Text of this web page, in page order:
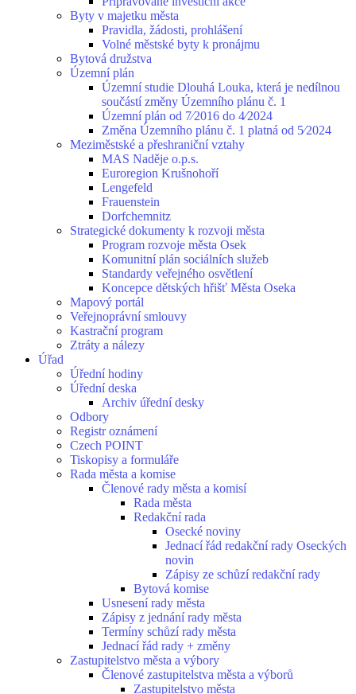
Byty v majetku města
Pravidla, žádosti, prohlášení
Volné městské byty k pronájmu
Bytová družstva
Územní plán
Územní studie Dlouhá Louka, která je nedílnou
součástí změny Územního plánu č. 1
Územní plán od 7⁄2016 do 4⁄2024
Změna Územního plánu č. 1 platná od 5⁄2024
Meziměstské a přeshraniční vztahy
MAS Naděje o.p.s.
Euroregion Krušnohoří
Lengefeld
Frauenstein
Dorfchemnitz
Strategické dokumenty k rozvoji města
Program rozvoje města Osek
Komunitní plán sociálních služeb
Standardy veřejného osvětlení
Koncepce dětských hřišť Města Oseka
Mapový portál
Veřejnoprávní smlouvy
Kastrační program
Ztráty a nálezy
Úřad
Úřední hodiny
Úřední deska
Archiv úřední desky
Odbory
Registr oznámení
Czech POINT
Tiskopisy a formuláře
Rada města a komise
Členové rady města a komisí
Rada města
Redakční rada
Osecké noviny
Jednací řád redakční rady Oseckých
novin
Zápisy ze schůzí redakční rady
Bytová komise
Usnesení rady města
Zápisy z jednání rady města
Termíny schůzí rady města
Jednací řád rady + změny
Zastupitelstvo města a výbory
Členové zastupitelstva města a výborů
Zastupitelstvo města